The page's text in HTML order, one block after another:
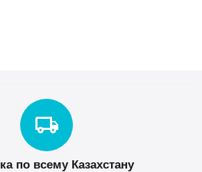
по всему Казахстану